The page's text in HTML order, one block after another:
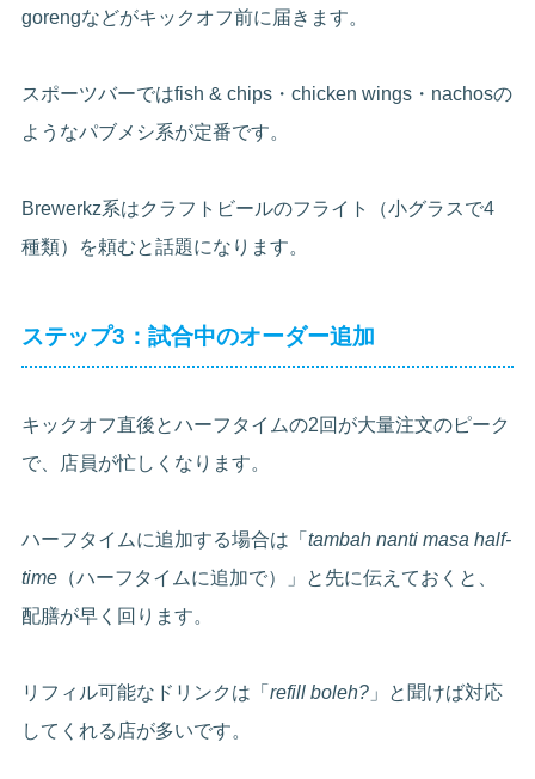
gorengなどがキックオフ前に届きます。
スポーツバーではfish & chips・chicken wings・nachosの
ようなパブメシ系が定番です。
Brewerkz系はクラフトビールのフライト（小グラスで4
種類）を頼むと話題になります。
ステップ3：試合中のオーダー追加
キックオフ直後とハーフタイムの2回が大量注文のピーク
で、店員が忙しくなります。
ハーフタイムに追加する場合は「tambah nanti masa half-
time （ハーフタイムに追加で）」と先に伝えておくと、
配膳が早く回ります。
リフィル可能なドリンクは「refill boleh? 」と聞けば対応
してくれる店が多いです。